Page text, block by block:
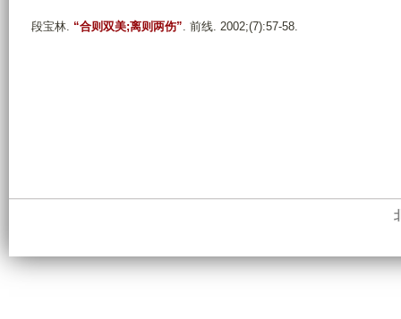
段宝林. “合则双美;离则两伤”. 前线. 2002;(7):57-58.